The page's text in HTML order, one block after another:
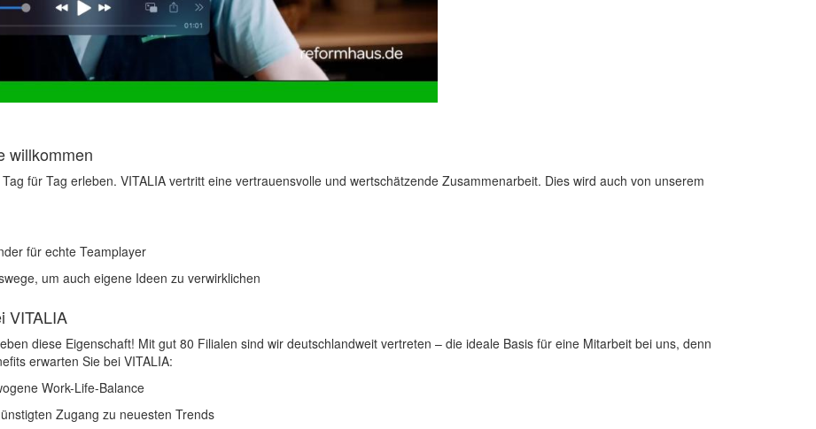
willkommen
für Tag erleben. VITALIA vertritt eine vertrauensvolle und wertschätzende Zusammenarbeit. Dies wird auch von unserem
für echte Teamplayer
um auch eigene Ideen zu verwirklichen
VITALIA
diese Eigenschaft! Mit gut 80 Filialen sind wir deutschlandweit vertreten – die ideale Basis für eine Mitarbeit bei uns, denn
erwarten Sie bei VITALIA:
Work-Life-Balance
Zugang zu neuesten Trends